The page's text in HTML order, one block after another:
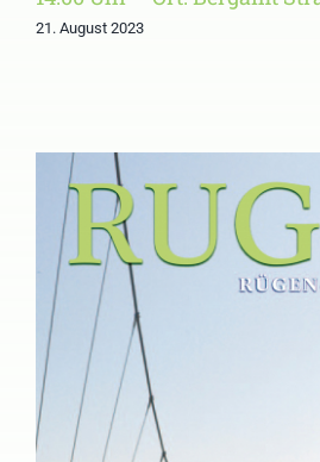
21. August 2023
Das RUGIA
Jahrbuch